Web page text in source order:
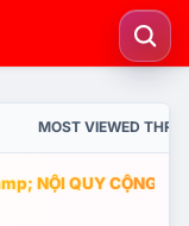
MOST VIEWED
NỘI QUY CỘNG